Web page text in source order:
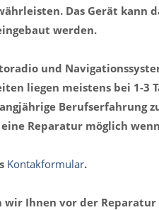
Das Gerät kann
werden.
und
liegen meistens bei 1-3
Berufserfahrung
Reparatur möglich
Kontakformular.
Ihnen vor der